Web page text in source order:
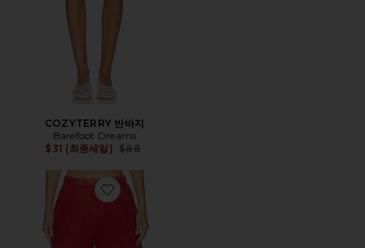
COZYTERRY 반바지
Barefoot Dreams
$31 (최종세일) Previous price:
$88
Favorite ROMA 반바지